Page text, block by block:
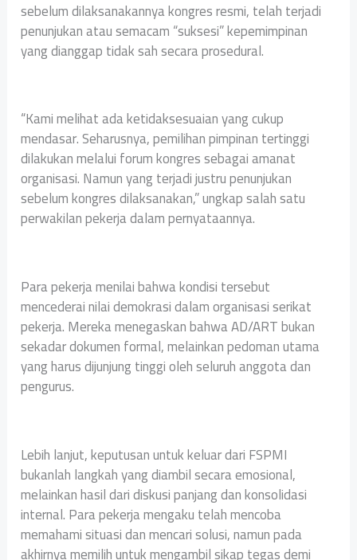
sebelum dilaksanakannya kongres resmi, telah terjadi
penunjukan atau semacam “suksesi” kepemimpinan
yang dianggap tidak sah secara prosedural.
“Kami melihat ada ketidaksesuaian yang cukup
mendasar. Seharusnya, pemilihan pimpinan tertinggi
dilakukan melalui forum kongres sebagai amanat
organisasi. Namun yang terjadi justru penunjukan
sebelum kongres dilaksanakan,” ungkap salah satu
perwakilan pekerja dalam pernyataannya.
Para pekerja menilai bahwa kondisi tersebut
mencederai nilai demokrasi dalam organisasi serikat
pekerja. Mereka menegaskan bahwa AD/ART bukan
sekadar dokumen formal, melainkan pedoman utama
yang harus dijunjung tinggi oleh seluruh anggota dan
pengurus.
Lebih lanjut, keputusan untuk keluar dari FSPMI
bukanlah langkah yang diambil secara emosional,
melainkan hasil dari diskusi panjang dan konsolidasi
internal. Para pekerja mengaku telah mencoba
memahami situasi dan mencari solusi, namun pada
akhirnya memilih untuk mengambil sikap tegas demi